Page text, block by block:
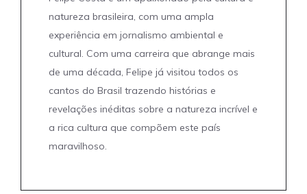
natureza brasileira, com uma ampla
experiência em jornalismo ambiental e
cultural. Com uma carreira que abrange mais
de uma década, Felipe já visitou todos os
cantos do Brasil trazendo histórias e
revelações inéditas sobre a natureza incrível e
a rica cultura que compõem este país
maravilhoso.